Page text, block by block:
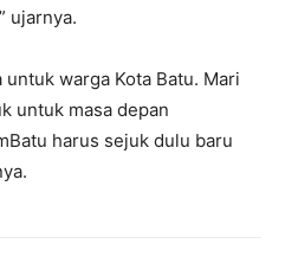
ujarnya.
untuk warga Kota Batu. Mari
untuk masa depan
harus sejuk dulu baru